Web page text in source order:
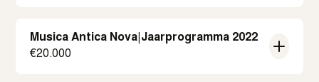
Musica Antica Nova Jaarprogramma 2022
€20.000